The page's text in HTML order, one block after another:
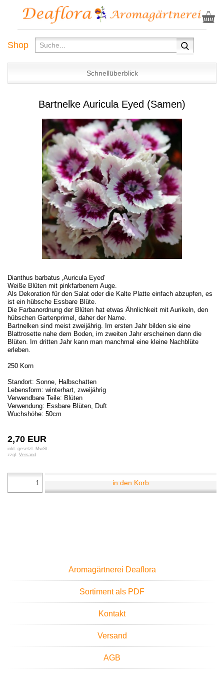
Shop
Schnellüberblick
Bartnelke Auricula Eyed (Samen)
Dianthus barbatus ‚Auricula Eyed’
Weiße Blüten mit pinkfarbenem Auge.
Als Dekoration für den Salat oder die Kalte Platte einfach abzupfen, es
ist ein hübsche Essbare Blüte.
Die Farbanordnung der Blüten hat etwas Ähnlichkeit mit Aurikeln, den
hübschen Gartenprimel, daher der Name.
Bartnelken sind meist zweijährig. Im ersten Jahr bilden sie eine
Blattrosette nahe dem Boden, im zweiten Jahr erscheinen dann die
Blüten. Im dritten Jahr kann man manchmal eine kleine Nachblüte
erleben.
250 Korn
Standort: Sonne, Halbschatten
Lebensform: winterhart, zweijährig
Verwendbare Teile: Blüten
Verwendung: Essbare Blüten, Duft
Wuchshöhe: 50cm
2,70 EUR
inkl. gesetzl. MwSt.
zzgl. Versand
in den Korb
Aromagärtnerei Deaflora
Sortiment als PDF
Kontakt
Versand
AGB